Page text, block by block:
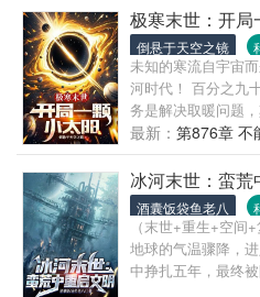
乐意为您效劳。 “什
要不将自己卖了吧！
极寒末世：开局
倒悬于天空之镜
未知的寒流自宇宙
河时代！ 百分之九
务是解决取暖问题
个当代摆烂大学生
拥有一颗体内太阳
就可以了。 别人不
人拿不到的物资，
人…… 唉，物资太多
很简单，我觉醒个
路，多个空间多条
发现寒流中带着一
最新： 第876章 不
冰河末世：蛮荒
酒囊饭袋鱼老八
（末世+重生+空间
地球的气温骤降，
中挣扎五年，最终